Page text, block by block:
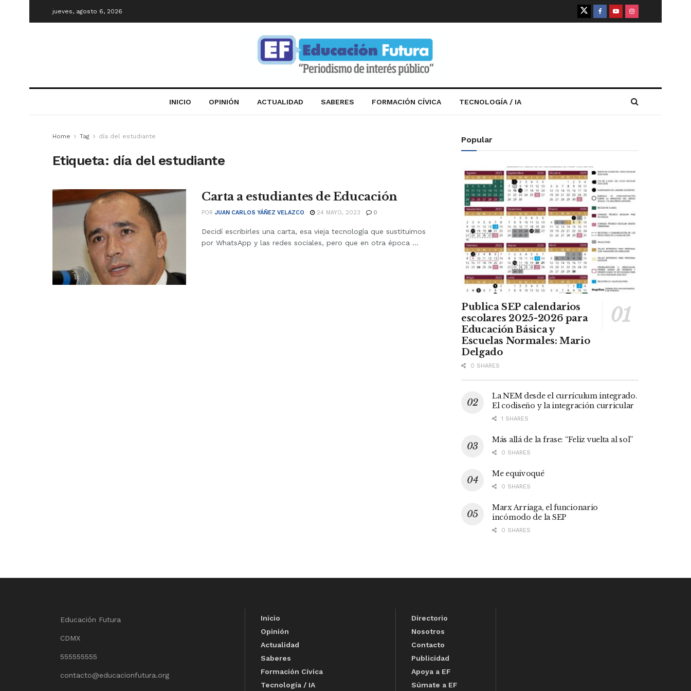
jueves, agosto 6, 2026
INICIO OPINIÓN ACTUALIDAD SABERES FORMACIÓN CÍVICA TECNOLOGÍA / IA
Home Tag día del estudiante
Etiqueta: día del estudiante
Carta a estudiantes de Educación
POR JUAN CARLOS YÁÑEZ VELAZCO 24 MAYO, 2023 0
Decidí escribirles una carta, esa vieja tecnología que sustituimos
por WhatsApp y las redes sociales, pero que en otra época ...
Popular
Publica SEP calendarios
escolares 2025-2026 para
Educación Básica y
Escuelas Normales: Mario
Delgado
0 SHARES
La NEM desde el currículum integrado.
El codiseño y la integración curricular
1 SHARES
Más allá de la frase: “Feliz vuelta al sol”
0 SHARES
Me equivoqué
0 SHARES
Marx Arriaga, el funcionario
incómodo de la SEP
0 SHARES
Educación Futura
CDMX
555555555
contacto@educacionfutura.org
Inicio
Opinión
Actualidad
Saberes
Formación Cívica
Tecnología / IA
Directorio
Nosotros
Contacto
Publicidad
Apoya a EF
Súmate a EF